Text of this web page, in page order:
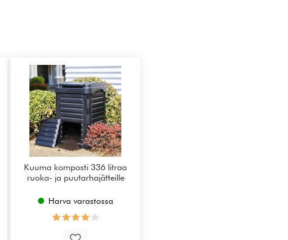
Kuuma komposti 336 litraa
ruoka- ja puutarhajätteille
Harva varastossa